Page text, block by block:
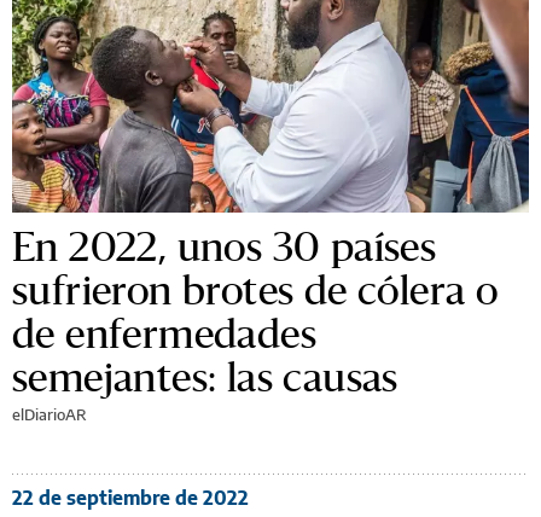
En 2022, unos 30 países
sufrieron brotes de cólera o
de enfermedades
semejantes: las causas
elDiarioAR
22 de septiembre de 2022